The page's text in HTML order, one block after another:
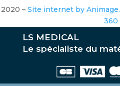
2020 – Site internet by
360
LS MEDICAL
Le spécialiste du